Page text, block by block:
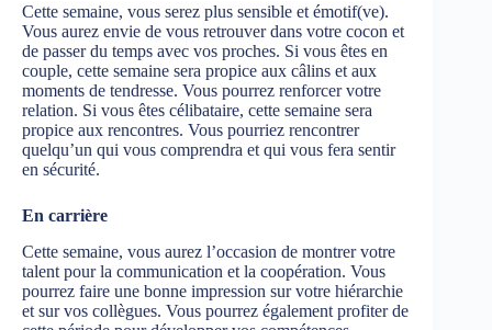
Cette semaine, vous serez plus sensible et émotif(ve).
Vous aurez envie de vous retrouver dans votre cocon et
de passer du temps avec vos proches. Si vous êtes en
couple, cette semaine sera propice aux câlins et aux
moments de tendresse. Vous pourrez renforcer votre
relation. Si vous êtes célibataire, cette semaine sera
propice aux rencontres. Vous pourriez rencontrer
quelqu’un qui vous comprendra et qui vous fera sentir
en sécurité.
En carrière
Cette semaine, vous aurez l’occasion de montrer votre
talent pour la communication et la coopération. Vous
pourrez faire une bonne impression sur votre hiérarchie
et sur vos collègues. Vous pourrez également profiter de